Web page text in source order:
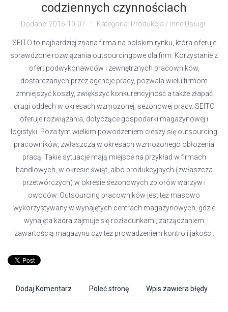
codziennych czynnościach
Dodane: 2016-10-07 :: Kategoria: Produkcja / Inne Usługi
SEITO to najbardziej znana firma na polskim rynku, która oferuje
sprawdzone rozwiązania outsourcingowe dla firm. Korzystanie z
ofert podwykonawców i zewnętrznych pracowników,
dostarczanych przez agencje pracy, pozwala wielu firmom
zmniejszyć koszty, zwiększyć konkurencyjność a także złapać
drugi oddech w okresach wzmożonej, sezonowej pracy. SEITO
oferuje rozwiązania, dotyczące gospodarki magazynowej i
logistyki. Poza tym wielkim powodzeniem cieszy się outsourcing
pracowników, zwłaszcza w okresach wzmożonego obłożenia
pracą. Takie sytuacje mają miejsce na przykład w firmach
handlowych, w okresie świąt, albo produkcyjnych (zwłaszcza
przetwórczych) w okresie sezonowych zbiorów warzyw i
owoców. Outsourcing pracowników jest też masowo
wykorzystywany w wynajętych centrach magazynowych, gdzie
wynajęta kadra zajmuje się rozładunkami, zarządzaniem
zawartością magazynu czy też prowadzeniem kontroli jakości.
Dodaj Komentarz Poleć stronę Wpis zawiera błędy